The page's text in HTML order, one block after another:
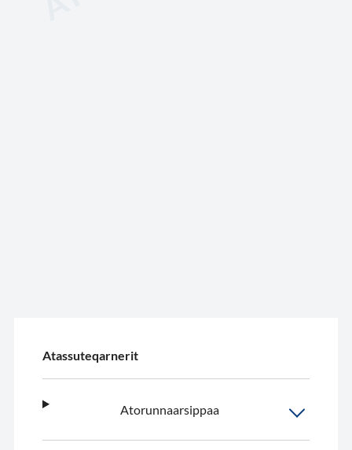
Atassuteqarnerit
Atorunnaarsippaa